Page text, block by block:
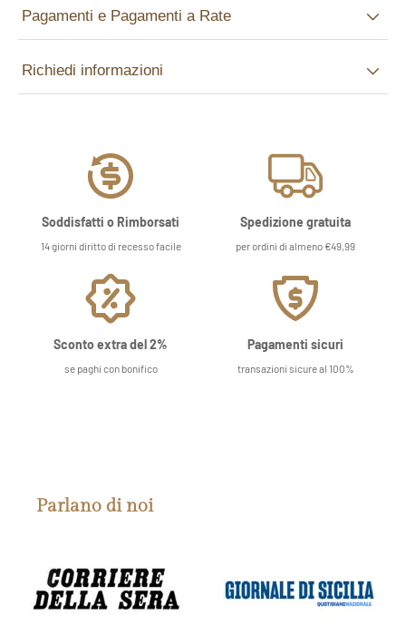
Pagamenti e Pagamenti a Rate
Richiedi informazioni
Soddisfatti o Rimborsati
14 giorni diritto di recesso facile
Spedizione gratuita
per ordini di almeno €49,99
Sconto extra del 2%
se paghi con bonifico
Pagamenti sicuri
transazioni sicure al 100%
Parlano di noi